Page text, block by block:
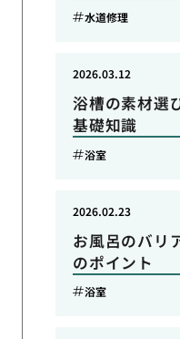
水道修理
浴槽の素材選
基礎知識
2026.03.12
浴室
お風呂のバリ
のポイント
2026.02.23
浴室